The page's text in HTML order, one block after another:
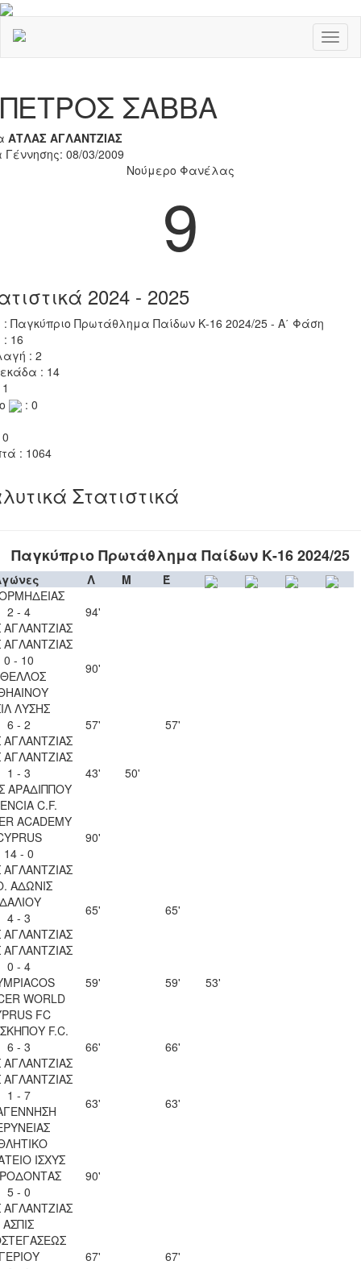
ΠΕΤΡΟΣ ΣΑΒΒΑ
ΑΤΛΑΣ ΑΓΛΑΝΤΖΙΑΣ
Γέννησης: 08/03/2009
Νούμερο Φανέλας
9
2024 - 2025
: Παγκύπριο Πρωτάθλημα Παίδων Κ-16 2024/25 - Α΄ Φάση
16
: 2
: 14
: 0
: 1064
Στατιστικά
Παγκύπριο Πρωτάθλημα Παίδων Κ-16 2024/25
Λ Μ
Έ
2 - 4
94'
0 - 10
90'
ΛΥΣΗΣ
6 - 2
57'
57'
1 - 3
ΑΡΑΔΙΠΠΟΥ
43'
50'
C.F.
ACADEMY
14 - 0
90'
ΑΔΩΝΙΣ
4 - 3
65' 65'
0 - 4
WORLD
FC
59' 59' 53'
F.C.
6 - 3
66'
66'
1 - 7
63' 63'
ΙΣΧΥΣ
5 - 0
90'
ΑΣΠΙΣ
67' 67'